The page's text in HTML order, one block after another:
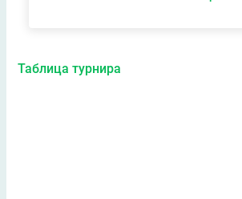
Таблица турнира